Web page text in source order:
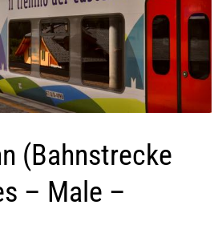
(Bahnstrecke
– Male –